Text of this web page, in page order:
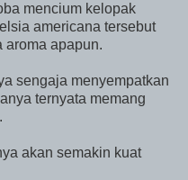
mencium kelopak
americana tersebut
aroma apapun.
sengaja menyempatkan
ternyata memang
akan semakin kuat